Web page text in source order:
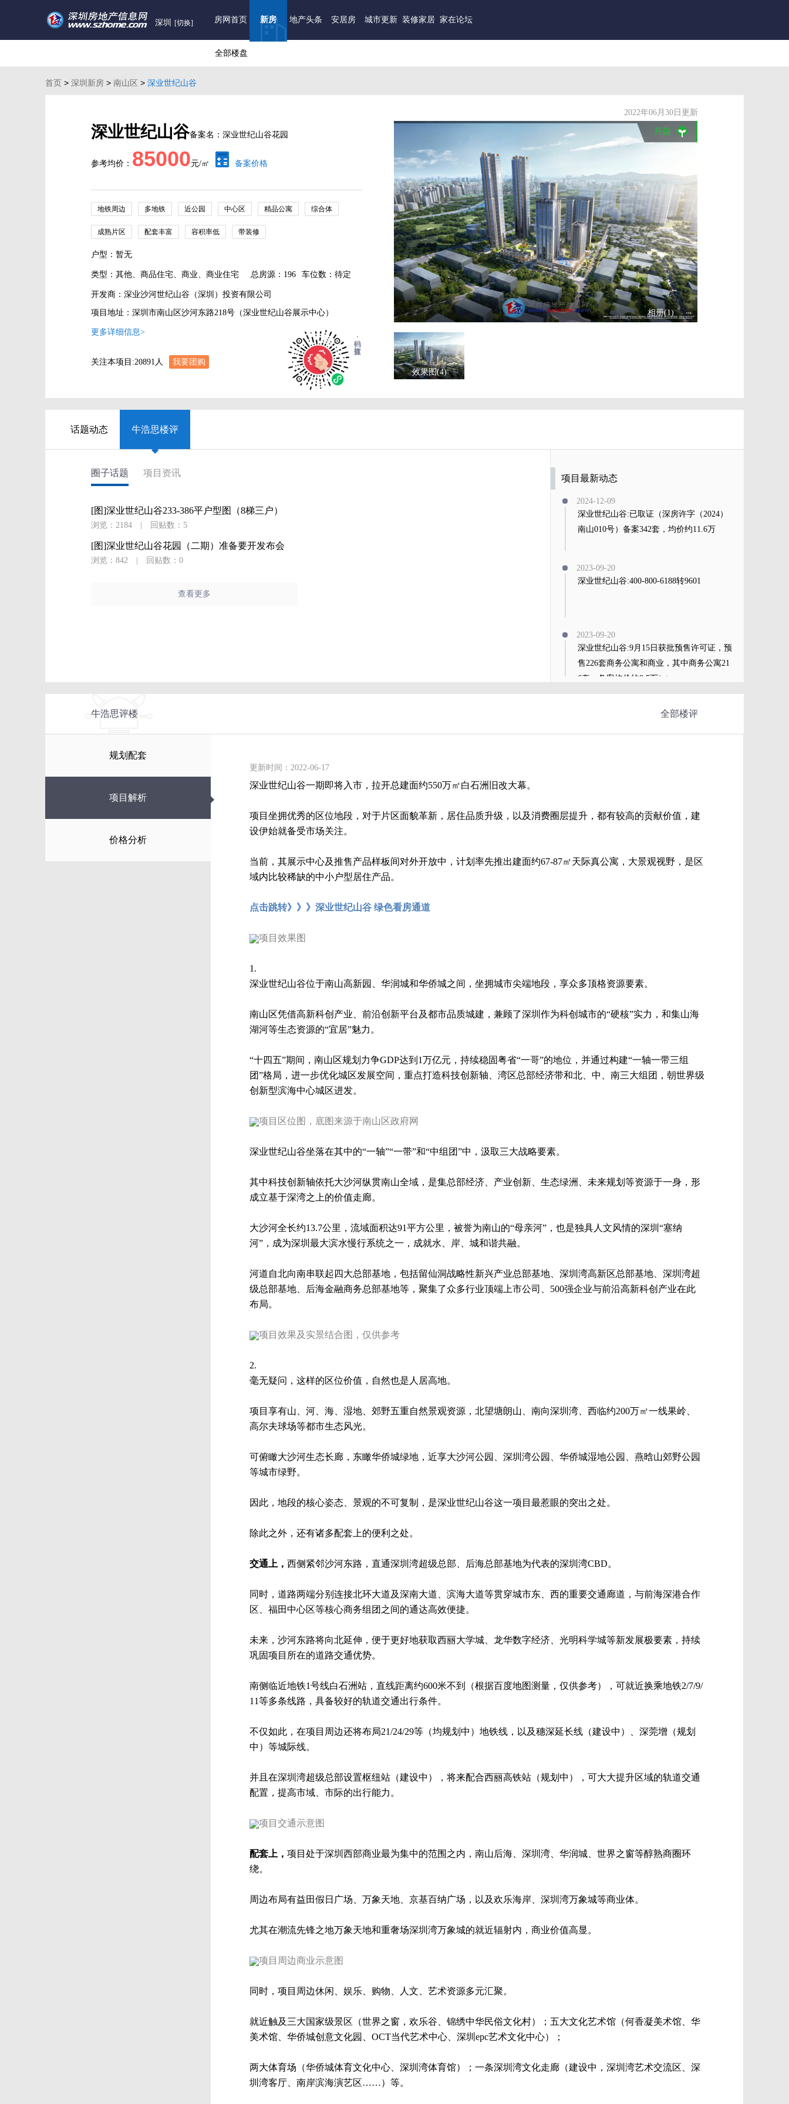
深圳 [切换] 房网首页 新房 地产头条 安居房 城市更新 装修家居 家在论坛
全部楼盘
首页 > 深圳新房 > 南山区 > 深业世纪山谷
2022年06月30日更新
深业世纪山谷备案名：深业世纪山谷花园
参考均价： 85000元/㎡ 备案价格
地铁周边 多地铁 近公园 中心区 精品公寓 综合体
成熟片区 配套丰富 容积率低 带装修
户型：暂无
类型：其他、商品住宅、商业、商业住宅 总房源：196 车位数：待定
开发商：深业沙河世纪山谷（深圳）投资有限公司
项目地址：深圳市南山区沙河东路218号（深业世纪山谷展示中心）
更多详细信息>
关注本项目:20891 人 我要团购
相册(1)
效果图(4)
扫码，直达拨打
话题动态
牛浩思楼评
◆
圈子话题 项目资讯
[图]深业世纪山谷233-386平户型图（8梯三户）
浏览：2184 回贴数：5
[图]深业世纪山谷花园（二期）准备要开发布会
浏览：842 回贴数：0
查看更多
项目最新动态
2024-12-09
深业世纪山谷:已取证（深房许字（2024）
南山010号）备案342套，均价约11.6万
2023-09-20
深业世纪山谷:400-800-6188转9601
2023-09-20
深业世纪山谷:9月15日获批预售许可证，预
售226套商务公寓和商业，其中商务公寓21
6套，备案均价约8.5万/㎡。
牛浩思评楼 全部楼评
规划配套
项目解析 ◆
价格分析
更新时间：2022-06-17
深业世纪山谷一期即将入市，拉开总建面约550万㎡白石洲旧改大幕。
项目坐拥优秀的区位地段，对于片区面貌革新，居住品质升级，以及消费圈层提升，都有较高的贡献价值，建
设伊始就备受市场关注。
当前，其展示中心及推售产品样板间对外开放中，计划率先推出建面约67-87㎡天际真公寓，大景观视野，是区
域内比较稀缺的中小户型居住产品。
点击跳转》》》深业世纪山谷 绿色看房通道
项目效果图
1.
深业世纪山谷位于南山高新园、华润城和华侨城之间，坐拥城市尖端地段，享众多顶格资源要素。
南山区凭借高新科创产业、前沿创新平台及都市品质城建，兼顾了深圳作为科创城市的“硬核”实力，和集山海
湖河等生态资源的“宜居”魅力。
“十四五”期间，南山区规划力争GDP达到1万亿元，持续稳固粤省“一哥”的地位，并通过构建“一轴一带三组
团”格局，进一步优化城区发展空间，重点打造科技创新轴、湾区总部经济带和北、中、南三大组团，朝世界级
创新型滨海中心城区进发。
项目区位图，底图来源于南山区政府网
深业世纪山谷坐落在其中的“一轴”“一带”和“中组团”中，汲取三大战略要素。
其中科技创新轴依托大沙河纵贯南山全域，是集总部经济、产业创新、生态绿洲、未来规划等资源于一身，形
成立基于深湾之上的价值走廊。
大沙河全长约13.7公里，流域面积达91平方公里，被誉为南山的“母亲河”，也是独具人文风情的深圳“塞纳
河”，成为深圳最大滨水慢行系统之一，成就水、岸、城和谐共融。
河道自北向南串联起四大总部基地，包括留仙洞战略性新兴产业总部基地、深圳湾高新区总部基地、深圳湾超
级总部基地、后海金融商务总部基地等，聚集了众多行业顶端上市公司、500强企业与前沿高新科创产业在此
布局。
项目效果及实景结合图，仅供参考
2.
毫无疑问，这样的区位价值，自然也是人居高地。
项目享有山、河、海、湿地、郊野五重自然景观资源，北望塘朗山、南向深圳湾、西临约200万㎡一线果岭、
高尔夫球场等都市生态风光。
可俯瞰大沙河生态长廊，东瞰华侨城绿地，近享大沙河公园、深圳湾公园、华侨城湿地公园、燕晗山郊野公园
等城市绿野。
因此，地段的核心姿态、景观的不可复制，是深业世纪山谷这一项目最惹眼的突出之处。
除此之外，还有诸多配套上的便利之处。
交通上， 西侧紧邻沙河东路，直通深圳湾超级总部、后海总部基地为代表的深圳湾CBD。
同时，道路两端分别连接北环大道及深南大道、滨海大道等贯穿城市东、西的重要交通廊道，与前海深港合作
区、福田中心区等核心商务组团之间的通达高效便捷。
未来，沙河东路将向北延伸，便于更好地获取西丽大学城、龙华数字经济、光明科学城等新发展极要素，持续
巩固项目所在的道路交通优势。
南侧临近地铁1号线白石洲站，直线距离约600米不到（根据百度地图测量，仅供参考），可就近换乘地铁2/7/9/
11等多条线路，具备较好的轨道交通出行条件。
不仅如此，在项目周边还将布局21/24/29等（均规划中）地铁线，以及穗深延长线（建设中）、深莞增（规划
中）等城际线。
并且在深圳湾超级总部设置枢纽站（建设中），将来配合西丽高铁站（规划中），可大大提升区域的轨道交通
配置，提高市域、市际的出行能力。
项目交通示意图
配套上， 项目处于深圳西部商业最为集中的范围之内，南山后海、深圳湾、华润城、世界之窗等醇熟商圈环
绕。
周边布局有益田假日广场、万象天地、京基百纳广场，以及欢乐海岸、深圳湾万象城等商业体。
尤其在潮流先锋之地万象天地和重奢场深圳湾万象城的就近辐射内，商业价值高显。
项目周边商业示意图
同时，项目周边休闲、娱乐、购物、人文、艺术资源多元汇聚。
就近触及三大国家级景区（世界之窗，欢乐谷、锦绣中华民俗文化村）；五大文化艺术馆（何香凝美术馆、华
美术馆、华侨城创意文化园、OCT当代艺术中心、深圳epc艺术文化中心）；
两大体育场（华侨城体育文化中心、深圳湾体育馆）；一条深圳湾文化走廊（建设中，深圳湾艺术交流区、深
圳湾客厅、南岸滨海演艺区……）等。